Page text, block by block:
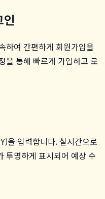
하여 간편하게 회원가입을
을 통해 빠르게 가입하고 로
을 입력합니다. 실시간으로
투명하게 표시되어 예상 수